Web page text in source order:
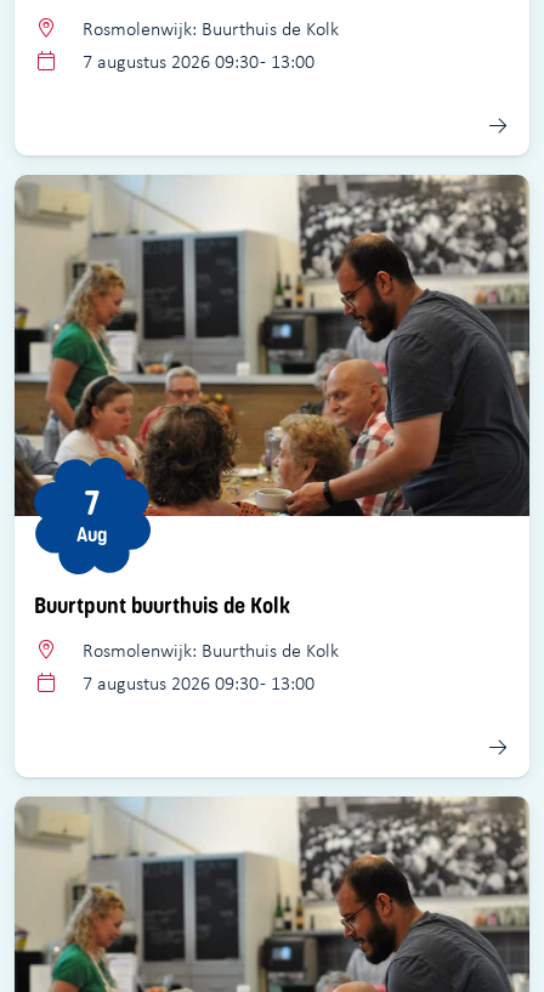
Rosmolenwijk: Buurthuis de Kolk
7 augustus 2026 09:30 - 13:00
Buurtpunt buurthuis de Kolk
7
Aug
Rosmolenwijk: Buurthuis de Kolk
7 augustus 2026 09:30 - 13:00